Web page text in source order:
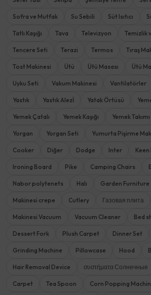
Sofra ve Mutfak Su Sebili Süt Isıtıcı
Tatlı Kaşığı Tava Televizyon Temizlik
Tencere Seti Terazi Termos Tıraş
Tost Makinesi Ütü Ütü Masası Ütü
Uyku Seti Vakum Makinesi Vantilatörler
Yastık Yastık Alezİ Yatak Örtüsü
Yemek Çatalı Yemek Kaşığı Yemek Takımı
Yorgan Yorgan Seti Yumurta Pişirme
Cooker Diğer Dodge Inter
Ironing Board Pike Camping Chairs
Nabor polytenets Halı Garden Furniture
Makinesi crepe Cutlery Газовая плита
Makinesi Vacuum Vacuum Cleaner Bed
Dessert Fork Plush Carpet Dinner Set
Grinding Machine Pillowcase Hood
Hair Removal Device συστήματα Солнечные
Carpet Tea Spoon Corn Popping